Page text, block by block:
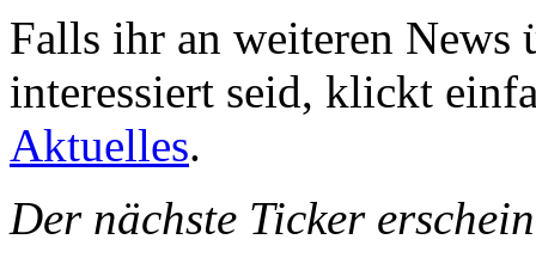
Falls ihr an weiteren News
interessiert seid, klickt
Aktuelles.
Der nächste Ticker